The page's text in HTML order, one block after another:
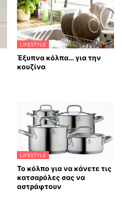
LIFESTYLE
Έξυπνα κόλπα… για την
κουζίνα
LIFESTYLE
Το κόλπο για να κάνετε τις
κατσαρόλες σας να
αστράφτουν